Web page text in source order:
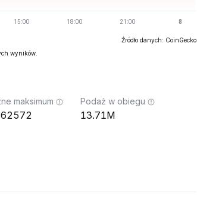
Źródło danych: CoinGecko
wyników.
maksimum Podaż w obiegu
13.71M